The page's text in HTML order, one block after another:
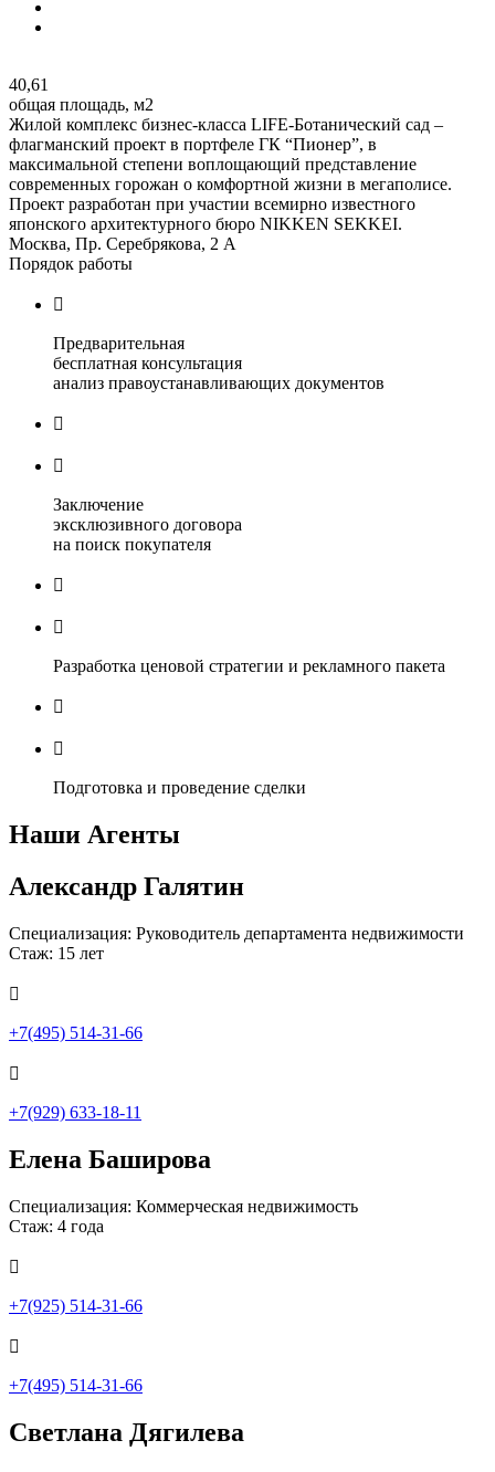
40,61
общая площадь, м2
Жилой комплекс бизнес-класса LIFE-Ботанический сад –
флагманский проект в портфеле ГК “Пионер”, в
максимальной степени воплощающий представление
современных горожан о комфортной жизни в мегаполисе.
Проект разработан при участии всемирно известного
японского архитектурного бюро NIKKEN SEKKEI.
Москва, Пр. Серебрякова, 2 А
Порядок работы

Предварительная
бесплатная консультация
анализ правоустанавливающих документов


Заключение
эксклюзивного договора
на поиск покупателя


Разработка ценовой стратегии и рекламного пакета


Подготовка и проведение сделки
Наши Агенты
Александр Галятин
Специализация: Руководитель департамента недвижимости
Стаж: 15 лет

+7(495) 514-31-66

+7(929) 633-18-11
Елена Баширова
Специализация: Коммерческая недвижимость
Стаж: 4 года

+7(925) 514-31-66

+7(495) 514-31-66
Светлана Дягилева